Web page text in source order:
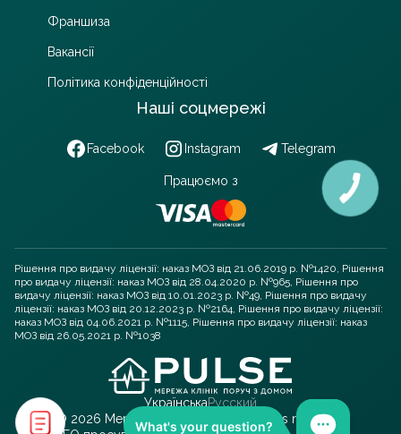
Франшиза
Вакансії
Політика конфіденційності
Наші соцмережі
Facebook Instagram Telegram
Працюємо з
Рішення про видачу ліцензії: наказ МОЗ від 21.06.2019 р. №1420, Рішення
про видачу ліцензії: наказ МОЗ від 28.04.2020 р. №965, Рішення про
видачу ліцензії: наказ МОЗ від 10.01.2023 р. №49, Рішення про видачу
ліцензії: наказ МОЗ від 20.12.2023 р. №2164, Рішення про видачу ліцензії:
наказ МОЗ від 04.06.2021 р. №1115, Рішення про видачу ліцензії: наказ
МОЗ від 26.05.2021 р. №1038
УкраїнськаРусский
© 2026 Мережа клінік PULSE. All rights reserved.